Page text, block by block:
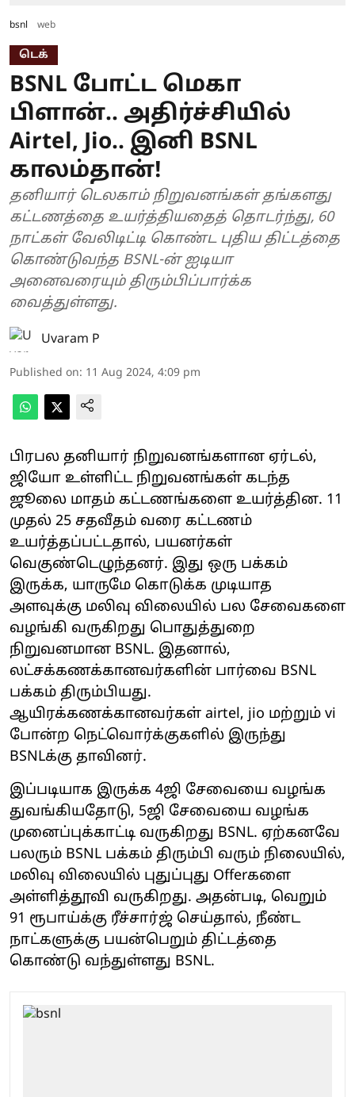
bsnl web
டெக்
BSNL போட்ட மெகா
பிளான்.. அதிர்ச்சியில்
Airtel, Jio.. இனி BSNL
காலம்தான்!
தனியார் டெலகாம் நிறுவனங்கள் தங்களது
கட்டணத்தை உயர்த்தியதைத் தொடர்ந்து, 60
நாட்கள் வேலிடிட்டி கொண்ட புதிய திட்டத்தை
கொண்டுவந்த BSNL-ன் ஐடியா
அனைவரையும் திரும்பிப்பார்க்க
வைத்துள்ளது.
Uvaram P
Published on: 11 Aug 2024, 4:09 pm
பிரபல தனியார் நிறுவனங்களான ஏர்டல்,
ஜியோ உள்ளிட்ட நிறுவனங்கள் கடந்த
ஜூலை மாதம் கட்டணங்களை உயர்த்தின. 11
முதல் 25 சதவீதம் வரை கட்டணம்
உயர்த்தப்பட்டதால், பயனர்கள்
வெகுண்டெழுந்தனர். இது ஒரு பக்கம்
இருக்க, யாருமே கொடுக்க முடியாத
அளவுக்கு மலிவு விலையில் பல சேவைகளை
வழங்கி வருகிறது பொதுத்துறை
நிறுவனமான BSNL. இதனால்,
லட்சக்கணக்கானவர்களின் பார்வை BSNL
பக்கம் திரும்பியது.
ஆயிரக்கணக்கானவர்கள் airtel, jio மற்றும் vi
போன்ற நெட்வொர்க்குகளில் இருந்து
BSNLக்கு தாவினர்.
இப்படியாக இருக்க 4ஜி சேவையை வழங்க
துவங்கியதோடு, 5ஜி சேவையை வழங்க
முனைப்புக்காட்டி வருகிறது BSNL. ஏற்கனவே
பலரும் BSNL பக்கம் திரும்பி வரும் நிலையில்,
மலிவு விலையில் புதுப்புது Offerகளை
அள்ளித்தூவி வருகிறது. அதன்படி, வெறும்
91 ரூபாய்க்கு ரீச்சார்ஜ் செய்தால், நீண்ட
நாட்களுக்கு பயன்பெறும் திட்டத்தை
கொண்டு வந்துள்ளது BSNL.